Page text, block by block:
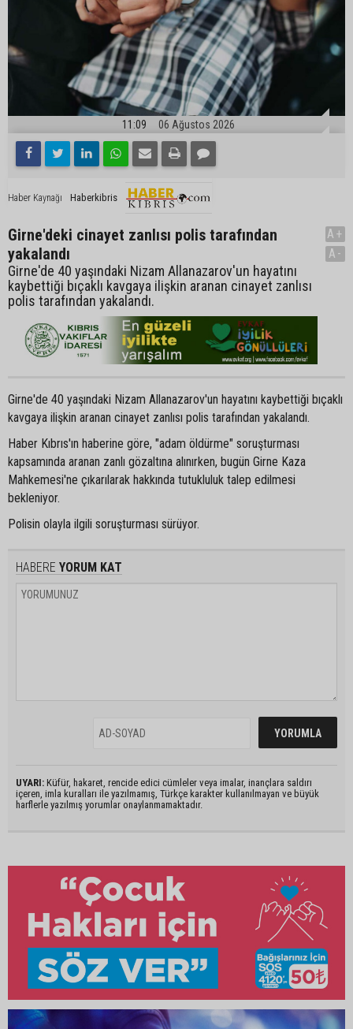
11:09 06 Ağustos 2026
Haber Kaynağı Haberkibris
Girne'deki cinayet zanlısı polis tarafından
yakalandı
Girne'de 40 yaşındaki Nizam Allanazarov'un hayatını
kaybettiği bıçaklı kavgaya ilişkin aranan cinayet zanlısı
polis tarafından yakalandı.
A+
A-
Girne'de 40 yaşındaki Nizam Allanazarov'un hayatını kaybettiği bıçaklı
kavgaya ilişkin aranan cinayet zanlısı polis tarafından yakalandı.
Haber Kıbrıs'ın haberine göre, "adam öldürme" soruşturması
kapsamında aranan zanlı gözaltına alınırken, bugün Girne Kaza
Mahkemesi'ne çıkarılarak hakkında tutukluluk talep edilmesi
bekleniyor.
Polisin olayla ilgili soruşturması sürüyor.
HABERE YORUM KAT
UYARI: Küfür, hakaret, rencide edici cümleler veya imalar, inançlara saldırı
içeren, imla kuralları ile yazılmamış, Türkçe karakter kullanılmayan ve büyük
harflerle yazılmış yorumlar onaylanmamaktadır.